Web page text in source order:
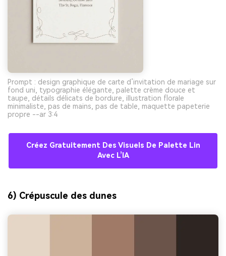
Prompt : design graphique de carte d’invitation de mariage sur
fond uni, typographie élégante, palette crème douce et
taupe, détails délicats de bordure, illustration florale
minimaliste, pas de mains, pas de table, maquette papeterie
propre --ar 3:4
Créez Gratuitement Des Visuels De Palette Lin
Avec L’IA
6) Crépuscule des dunes